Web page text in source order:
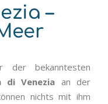
–
bekanntesten
di Venezia an der
nichts mit ihm